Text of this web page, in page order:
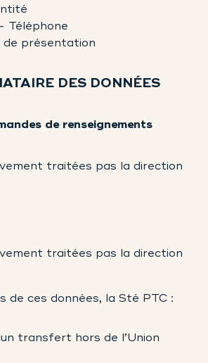
Téléphone
de présentation
DES DONNÉES
de renseignements
traitées pas la direction
traitées pas la direction
de ces données, la Sté PTC :
transfert hors de l’Union